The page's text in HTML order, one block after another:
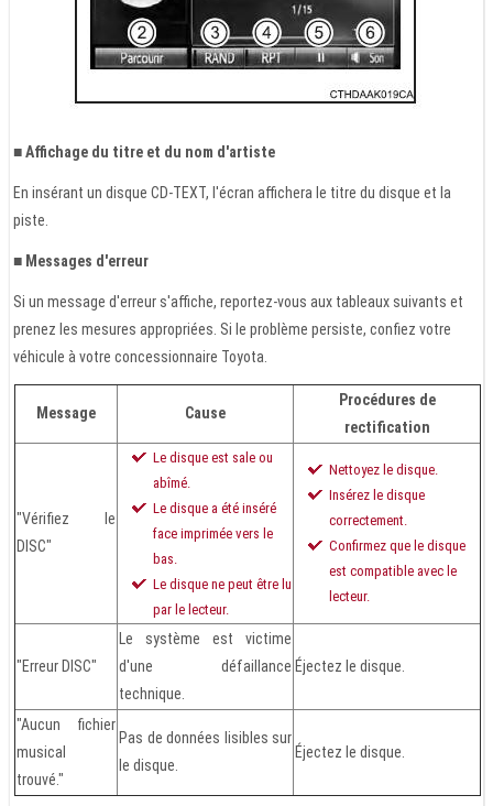
■ Affichage du titre et du nom d'artiste
En insérant un disque CD-TEXT, l'écran affichera le titre du disque et la
piste.
■ Messages d'erreur
Si un message d'erreur s'affiche, reportez-vous aux tableaux suivants et
prenez les mesures appropriées. Si le problème persiste, confiez votre
véhicule à votre concessionnaire Toyota.
Message Cause
Procédures de
rectification
"Vérifiez le
DISC"
Le disque est sale ou
abîmé.
Le disque a été inséré
face imprimée vers le
bas.
Le disque ne peut être lu
par le lecteur.
Nettoyez le disque.
Insérez le disque
correctement.
Confirmez que le disque
est compatible avec le
lecteur.
"Erreur DISC"
Le système est victime
d'une défaillance
technique.
Éjectez le disque.
"Aucun fichier
musical
trouvé."
Pas de données lisibles sur
le disque.
Éjectez le disque.